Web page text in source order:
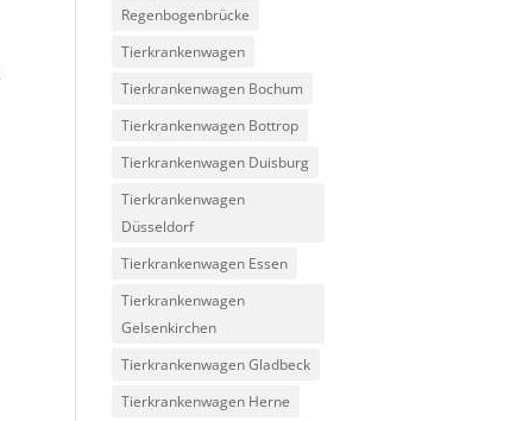
Regenbogenbrücke
Tierkrankenwagen
Tierkrankenwagen Bochum
Tierkrankenwagen Bottrop
Tierkrankenwagen Duisburg
Tierkrankenwagen
Düsseldorf
Tierkrankenwagen Essen
Tierkrankenwagen
Gelsenkirchen
Tierkrankenwagen Gladbeck
Tierkrankenwagen Herne